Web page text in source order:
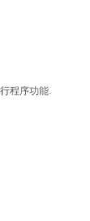
程序功能.